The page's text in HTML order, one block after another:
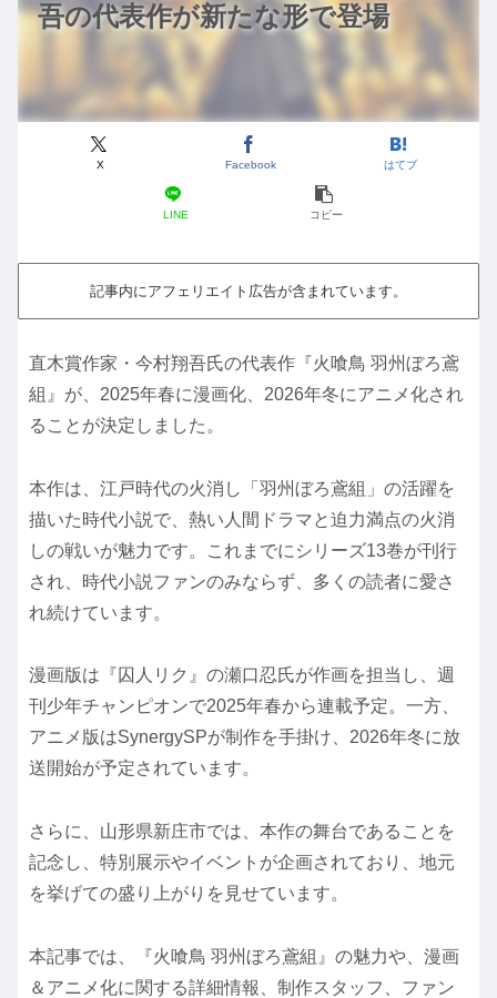
吾の代表作が新たな形で登場
X Facebook はてブ
LINE コピー
記事内にアフェリエイト広告が含まれています。
直木賞作家・今村翔吾氏の代表作『火喰鳥 羽州ぼろ鳶
組』が、2025年春に漫画化、2026年冬にアニメ化され
ることが決定しました。
本作は、江戸時代の火消し「羽州ぼろ鳶組」の活躍を
描いた時代小説で、熱い人間ドラマと迫力満点の火消
しの戦いが魅力です。これまでにシリーズ13巻が刊行
され、時代小説ファンのみならず、多くの読者に愛さ
れ続けています。
漫画版は『囚人リク』の瀬口忍氏が作画を担当し、週
刊少年チャンピオンで2025年春から連載予定。一方、
アニメ版はSynergySPが制作を手掛け、2026年冬に放
送開始が予定されています。
さらに、山形県新庄市では、本作の舞台であることを
記念し、特別展示やイベントが企画されており、地元
を挙げての盛り上がりを見せています。
本記事では、『火喰鳥 羽州ぼろ鳶組』の魅力や、漫画
＆アニメ化に関する詳細情報、制作スタッフ、ファン